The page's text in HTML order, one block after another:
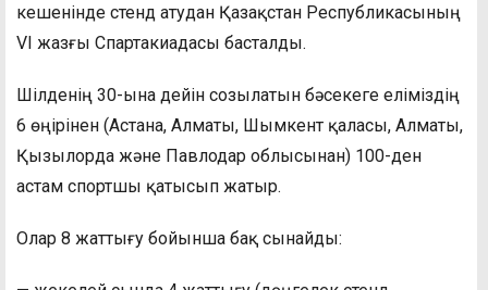
кешенінде стенд атудан Қазақстан Республикасының
VI жазғы Спартакиадасы басталды.
Шілденің 30-ына дейін созылатын бәсекеге еліміздің
6 өңірінен (Астана, Алматы, Шымкент қаласы, Алматы,
Қызылорда және Павлодар облысынан) 100-ден
астам спортшы қатысып жатыр.
Олар 8 жаттығу бойынша бақ сынайды: